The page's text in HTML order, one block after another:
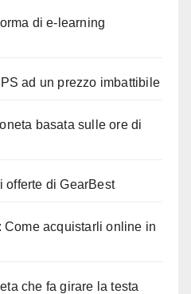
di e-learning
ad un prezzo imbattibile
basata sulle ore di
offerte di GearBest
Come acquistarli online in
che fa girare la testa